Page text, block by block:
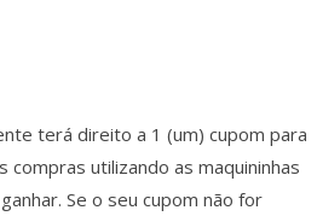
terá direito a 1 (um) cupom para
utilizando as maquininhas
Se o seu cupom não for